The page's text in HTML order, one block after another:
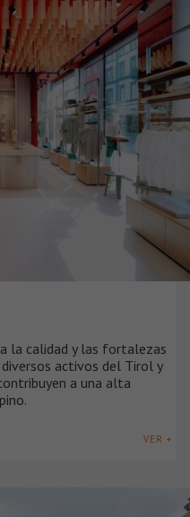
la calidad y las fortalezas
activos del Tirol y
a una alta
VER +